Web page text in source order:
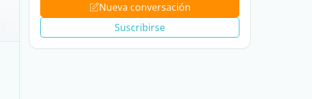
Nueva conversación
Suscribirse